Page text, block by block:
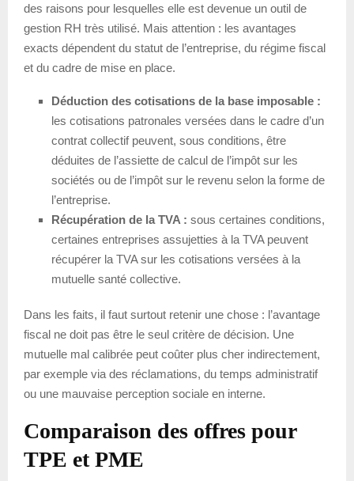
des raisons pour lesquelles elle est devenue un outil de
gestion RH très utilisé. Mais attention : les avantages
exacts dépendent du statut de l’entreprise, du régime fiscal
et du cadre de mise en place.
Déduction des cotisations de la base imposable :
les cotisations patronales versées dans le cadre d’un
contrat collectif peuvent, sous conditions, être
déduites de l’assiette de calcul de l’impôt sur les
sociétés ou de l’impôt sur le revenu selon la forme de
l’entreprise.
Récupération de la TVA : sous certaines conditions,
certaines entreprises assujetties à la TVA peuvent
récupérer la TVA sur les cotisations versées à la
mutuelle santé collective.
Dans les faits, il faut surtout retenir une chose : l’avantage
fiscal ne doit pas être le seul critère de décision. Une
mutuelle mal calibrée peut coûter plus cher indirectement,
par exemple via des réclamations, du temps administratif
ou une mauvaise perception sociale en interne.
Comparaison des offres pour
TPE et PME